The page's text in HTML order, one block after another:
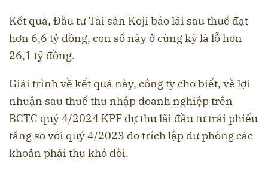
Kết quả, Đầu tư Tài sản Koji báo lãi sau thuế đạt
hơn 6,6 tỷ đồng, con số này ở cùng kỳ là lỗ hơn
26,1 tỷ đồng.
Giải trình về kết quả này, công ty cho biết, về lợi
nhuận sau thuế thu nhập doanh nghiệp trên
BCTC quý 4/2024 KPF dự thu lãi đầu tư trái phiếu
tăng so với quý 4/2023 do trích lập dự phòng các
khoản phải thu khó đòi.